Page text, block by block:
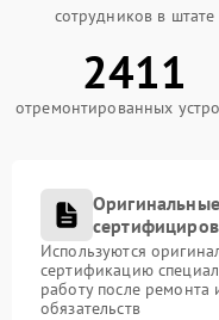
сотрудников в штате
2411
отремонтированных
Используются
сертификацию
работу после
обязательств